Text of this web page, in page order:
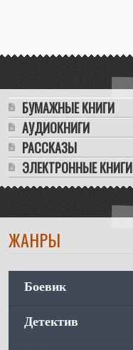
БУМАЖНЫЕ КНИГИ
АУДИОКНИГИ
РАССКАЗЫ
ЭЛЕКТРОННЫЕ КНИГИ
ЖАНРЫ
Боевик
Детектив